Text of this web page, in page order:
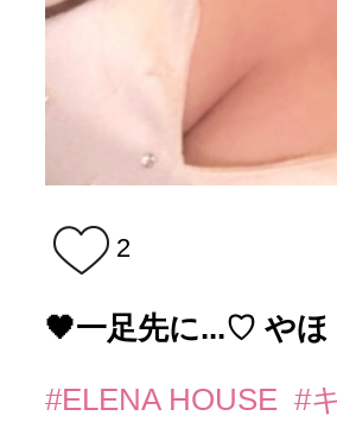
2
🖤一足先に...♡ やほ
#ELENA HOUSE #